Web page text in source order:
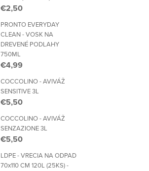
€2,50
PRONTO EVERYDAY
CLEAN - VOSK NA
DREVENÉ PODLAHY
750ML
€4,99
COCCOLINO - AVIVÁŽ
SENSITIVE 3L
€5,50
COCCOLINO - AVIVÁŽ
SENZAZIONE 3L
€5,50
LDPE - VRECIA NA ODPAD
70x110 CM 120L (25KS) -